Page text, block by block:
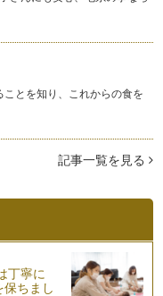
…
からはじめ、その本の
…
、お家でも英語の練習
ップへの第一歩』と題
…
シュアップしたい！』
とを知り、これからの食を
記事一覧を見る
丁寧に
ちまし